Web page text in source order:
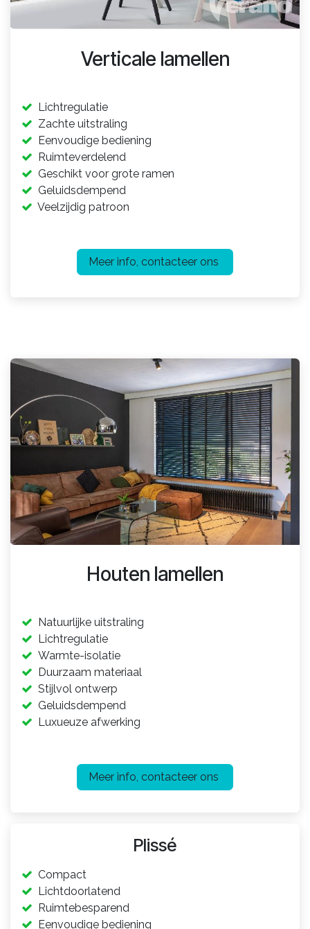
Verticale lamellen
Lichtregulatie
Zachte uitstraling
Eenvoudige bediening
Ruimteverdelend
Geschikt voor grote ramen
Geluidsdempend
Veelzijdig patroon​
Meer info, contacteer ons
Houten lamellen
Natuurlijke uitstraling
Lichtregulatie
Warmte-isolatie
Duurzaam materiaal
Stijlvol ontwerp
Geluidsdempend
Luxueuze afwerking​
Meer info, contacteer ons
Plissé
Compact
Lichtdoorlatend
Ruimtebesparend
Eenvoudige bediening